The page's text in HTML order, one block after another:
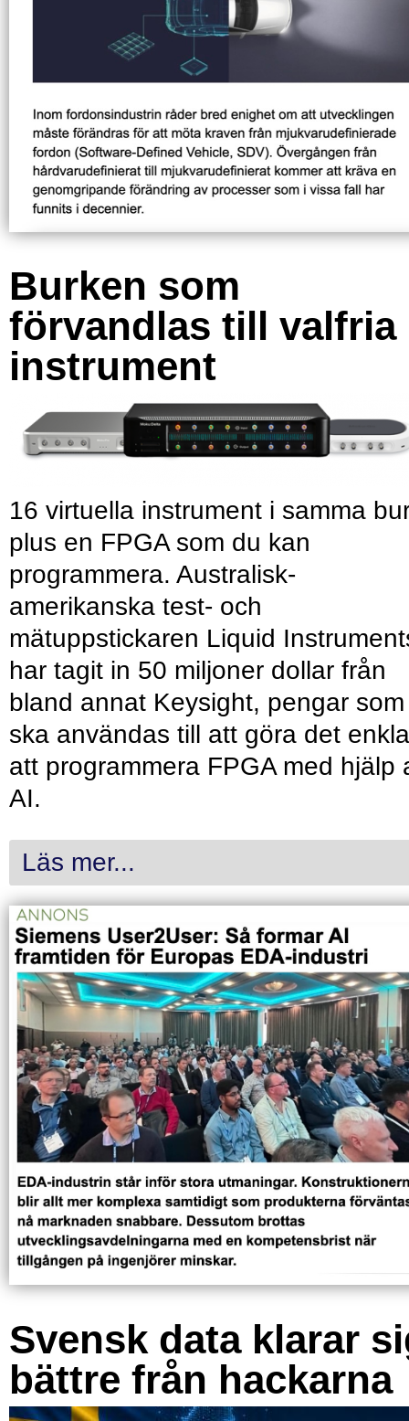
Burken som
förvandlas till valfria
instrument
16 virtuella instrument i samma
plus en FPGA som du kan
programmera. Australisk-
amerikanska test- och
mätuppstickaren Liquid
har tagit in 50 miljoner dollar från
bland annat Keysight, pengar som
ska användas till att göra det
att programmera FPGA med hjälp
AI.
Läs mer...
Svensk data klarar
bättre från hackarna